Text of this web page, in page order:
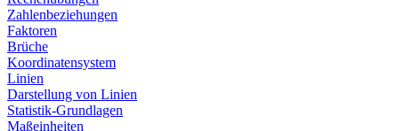
Zahlenbeziehungen
Faktoren
Brüche
Koordinatensystem
Linien
Darstellung von Linien
Statistik-Grundlagen
Maßeinheiten